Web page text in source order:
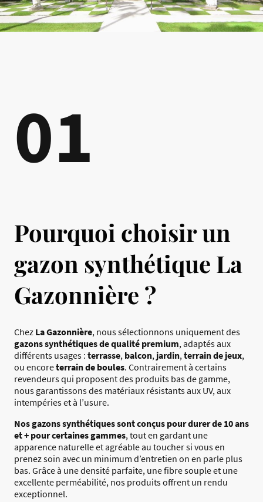
01
Pourquoi choisir un
gazon synthétique La
Gazonnière ?
Chez La Gazonnière, nous sélectionnons uniquement des
gazons synthétiques de qualité premium, adaptés aux
différents usages : terrasse, balcon, jardin,terrain de jeux,
ou encoreterrain de boules. Contrairement à certains
revendeurs qui proposent des produits bas de gamme,
nous garantissons des matériaux résistants aux UV, aux
intempéries et à l’usure.
Nos gazons synthétiques sont conçus pour durer de 10 ans
et + pour certaines gammes, tout en gardant une
apparence naturelle et agréable au toucher si vous en
prenez soin avec un minimum d’entretien on en parle plus
bas. Grâce à une densité parfaite, une fibre souple et une
excellente perméabilité, nos produits offrent un rendu
exceptionnel.